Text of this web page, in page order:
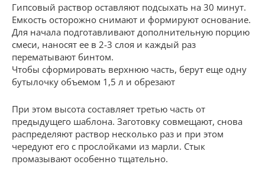
Гипсовый раствор оставляют подсыхать на 30 минут.
Емкость осторожно снимают и формируют основание.
Для начала подготавливают дополнительную порцию
смеси, наносят ее в 2-3 слоя и каждый раз
перематывают бинтом.
Чтобы сформировать верхнюю часть, берут еще одну
бутылочку объемом 1,5 л и обрезают
При этом высота составляет третью часть от
предыдущего шаблона. Заготовку совмещают, снова
распределяют раствор несколько раз и при этом
чередуют его с прослойками из марли. Стык
промазывают особенно тщательно.